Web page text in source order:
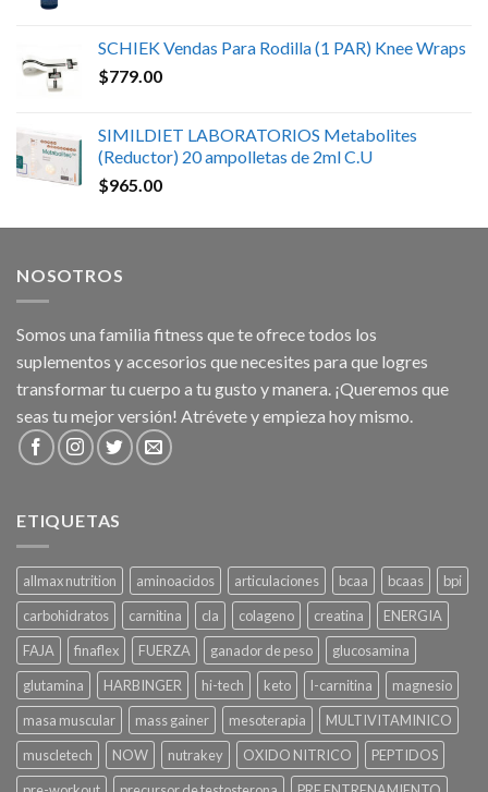
SCHIEK Vendas Para Rodilla (1 PAR) Knee Wraps
$779.00
SIMILDIET LABORATORIOS Metabolites
(Reductor) 20 ampolletas de 2ml C.U
$965.00
NOSOTROS
Somos una familia fitness que te ofrece todos los
suplementos y accesorios que necesites para que logres
transformar tu cuerpo a tu gusto y manera. ¡Queremos que
seas tu mejor versión! Atrévete y empieza hoy mismo.
ETIQUETAS
allmax nutrition aminoacidos articulaciones bcaa bcaas
bpi
carbohidratos
carnitina cla colageno creatina
ENERGIA
FAJA
finaflex FUERZA ganador de peso
glucosamina
glutamina
HARBINGER hi-tech keto l-carnitina
magnesio
masa muscular
mass gainer mesoterapia
MULTIVITAMINICO
muscletech
NOW nutrakey OXIDO NITRICO
PEPTIDOS